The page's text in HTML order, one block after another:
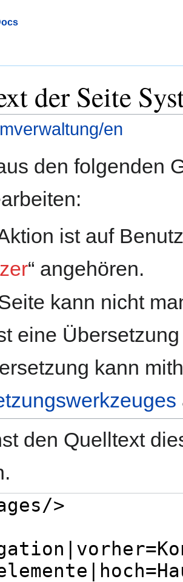
der Seite
en
den folgenden
ist auf
“ angehören.
kann nicht
eine
kann
den Quelltext